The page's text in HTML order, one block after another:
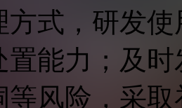
方式，研发
置能力；及
等风险，采